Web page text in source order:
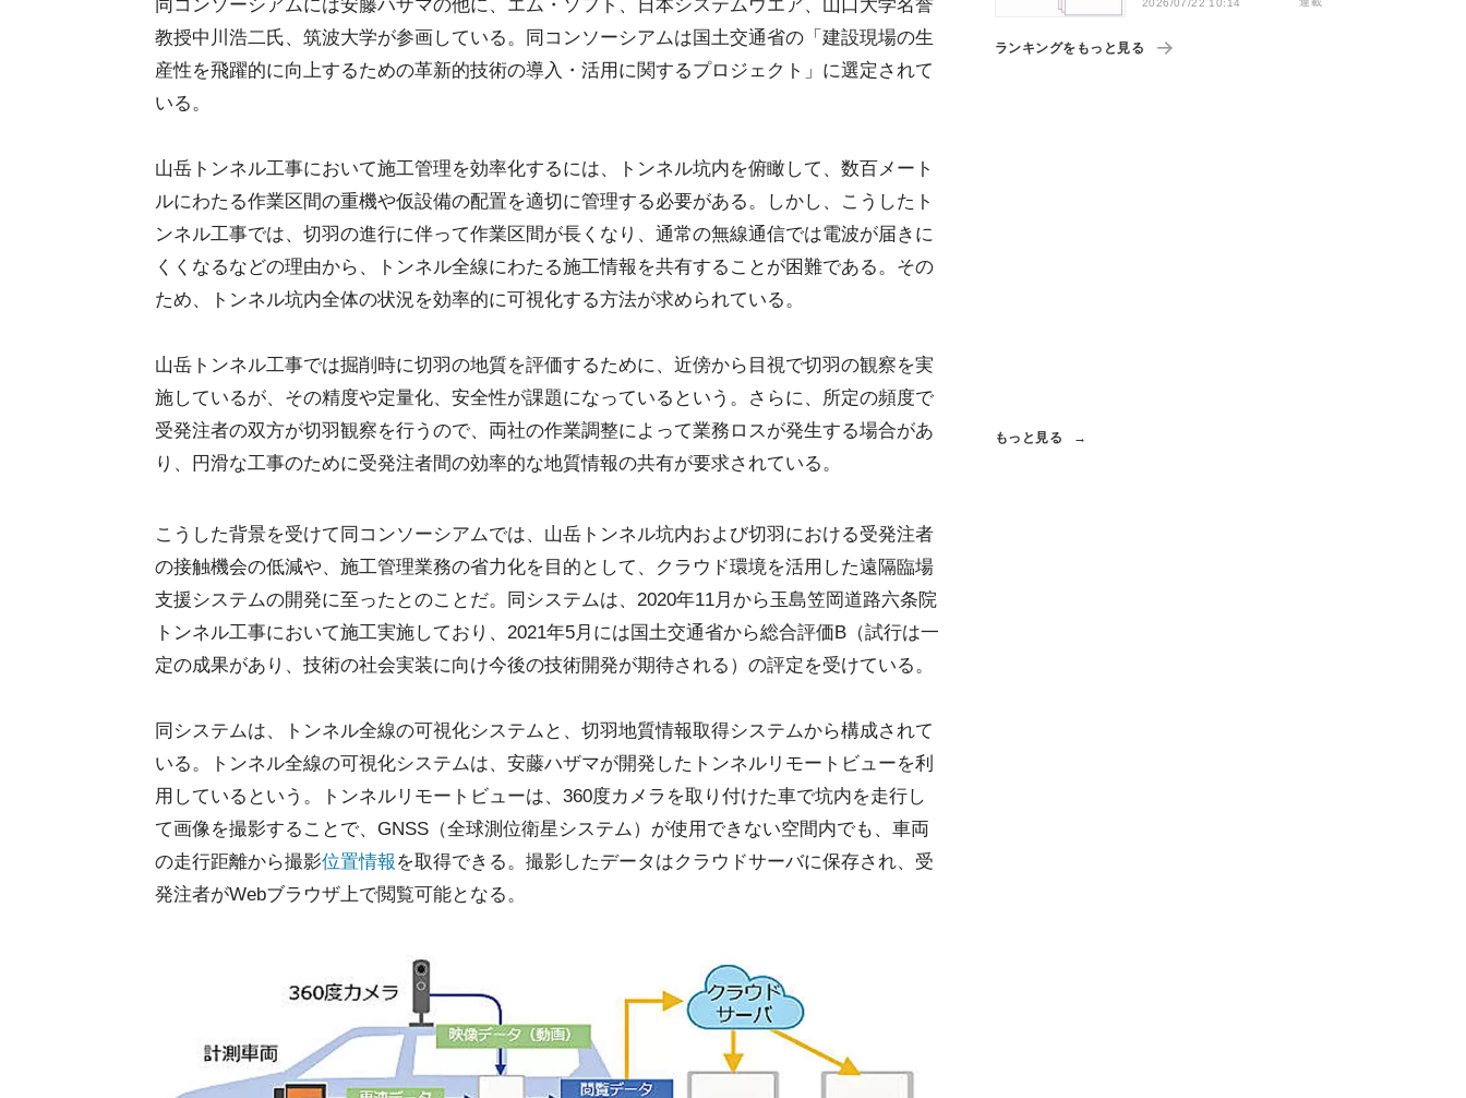
同コンソーシアムには安藤ハザマの他に、エム・ソフト、日本システムウエア、山口大学名誉
教授中川浩二氏、筑波大学が参画している。同コンソーシアムは国土交通省の「建設現場の生
産性を飛躍的に向上するための革新的技術の導入・活用に関するプロジェクト」に選定されて
いる。
山岳トンネル工事において施工管理を効率化するには、トンネル坑内を俯瞰して、数百メート
ルにわたる作業区間の重機や仮設備の配置を適切に管理する必要がある。しかし、こうしたト
ンネル工事では、切羽の進行に伴って作業区間が長くなり、通常の無線通信では電波が届きに
くくなるなどの理由から、トンネル全線にわたる施工情報を共有することが困難である。その
ため、トンネル坑内全体の状況を効率的に可視化する方法が求められている。
山岳トンネル工事では掘削時に切羽の地質を評価するために、近傍から目視で切羽の観察を実
施しているが、その精度や定量化、安全性が課題になっているという。さらに、所定の頻度で
受発注者の双方が切羽観察を行うので、両社の作業調整によって業務ロスが発生する場合があ
り、円滑な工事のために受発注者間の効率的な地質情報の共有が要求されている。
こうした背景を受けて同コンソーシアムでは、山岳トンネル坑内および切羽における受発注者
の接触機会の低減や、施工管理業務の省力化を目的として、クラウド環境を活用した遠隔臨場
支援システムの開発に至ったとのことだ。同システムは、2020年11月から玉島笠岡道路六条院
トンネル工事において施工実施しており、2021年5月には国土交通省から総合評価B（試行は一
定の成果があり、技術の社会実装に向け今後の技術開発が期待される）の評定を受けている。
同システムは、トンネル全線の可視化システムと、切羽地質情報取得システムから構成されて
いる。トンネル全線の可視化システムは、安藤ハザマが開発したトンネルリモートビューを利
用しているという。トンネルリモートビューは、360度カメラを取り付けた車で坑内を走行し
て画像を撮影することで、GNSS（全球測位衛星システム）が使用できない空間内でも、車両
の走行距離から撮影位置情報 を取得できる。撮影したデータはクラウドサーバに保存され、受
発注者がWebブラウザ上で閲覧可能となる。
2026/07/22 10:14
ランキングをもっと見る
もっと見る